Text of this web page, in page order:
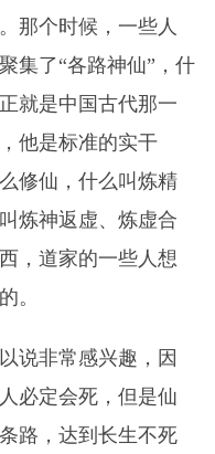
那个时候，一些人
集了“各路神仙”，什
就是中国古代那一
他是标准的实干
修仙，什么叫炼精
炼神返虚、炼虚合
，道家的一些人想
。
说非常感兴趣，因
必定会死，但是仙
路，达到长生不死